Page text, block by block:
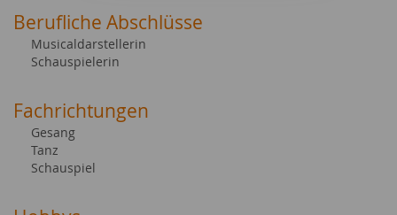
Berufliche Abschlüsse
Musicaldarstellerin
Schauspielerin
Fachrichtungen
Gesang
Tanz
Schauspiel